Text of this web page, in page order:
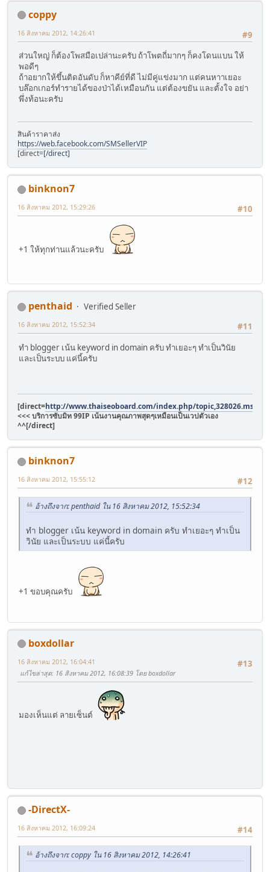
coppy
#9
16 สิงหาคม 2012, 14:26:41
ส่วนใหญ่ ก็ต้องโพสมือเปล่านะครับ ถ้าโพตถี่มากๆ ก็คงโดนแบน ให้
พอดีๆ
ถ้าอยากให้ขึ้นติดอันดับ ก็หาคีย์ที่ดี ไม่มีคู่แข่งมาก แต่คนหาาเยอะ
บล๊อกเกอร์ทำรายได้ของป่าได้เหมือนกัน แต่ต้องขยัน และตั้งใจ อย่า
พึ่งท้อนะครับ
สินค้าราคาส่ง
https://web.facebook.com/SMSellerVIP
[direct=[/direct]
binknon7
#10
16 สิงหาคม 2012, 15:29:26
+1 ให้ทุกท่านแล้วนะครับ
penthaid
Verified Seller
#11
16 สิงหาคม 2012, 15:52:34
ทำ blogger เน้น keyword in domain ครับ ทำเยอะๆ ทำเป็นวินัย
และเป็นระบบ แค่นี้ครับ
[direct=http://www.thaiseoboard.com/index.php/
<<< บริการซับมิท 99IP เน้นงานคุณภาพสุดๆเหมือนเป็นเวปตัวเอง
^^[/direct]
binknon7
#12
16 สิงหาคม 2012, 15:55:12
อ้างถึงจาก: penthaid ใน 16 สิงหาคม 2012, 15:52:34
ทำ blogger เน้น keyword in domain ครับ ทำเยอะๆ ทำเป็น
วินัย และเป็นระบบ แค่นี้ครับ
+1 ขอบคุณครับ
boxdollar
#13
16 สิงหาคม 2012, 16:04:41
แก้ไขล่าสุด: 16 สิงหาคม 2012, 16:08:39 โดย boxdollar
มองเห็นแต่ ลายเซ็นต์
-DirectX-
#14
16 สิงหาคม 2012, 16:09:24
อ้างถึงจาก: coppy ใน 16 สิงหาคม 2012, 14:26:41